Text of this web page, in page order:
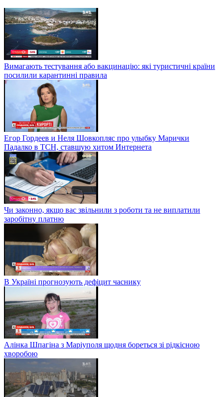
Вимагають тестування або вакцинацію: які туристичні країни
посилили карантинні правила
Егор Гордеев и Неля Шовкопляс про улыбку Марички
Падалко в ТСН, ставшую хитом Интернета
Чи законно, якщо вас звільнили з роботи та не виплатили
заробітну платню
В Україні прогнозують дефіцит часнику
Алінка Шпагіна з Маріуполя щодня бореться зі рідкісною
хворобою